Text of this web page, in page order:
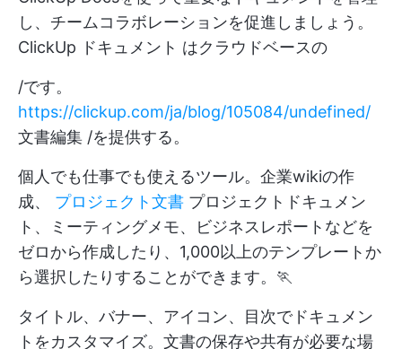
し、チームコラボレーションを促進しましょう。
ClickUp ドキュメント はクラウドベースの
/です。
https://clickup.com/ja/blog/105084/undefined/
文書編集 /を提供する。
個人でも仕事でも使えるツール。企業wikiの作
成、 プロジェクト文書 プロジェクトドキュメン
ト、ミーティングメモ、ビジネスレポートなどを
ゼロから作成したり、1,000以上のテンプレートか
ら選択したりすることができます。🏃
タイトル、バナー、アイコン、目次でドキュメン
トをカスタマイズ。文書の保存や共有が必要な場